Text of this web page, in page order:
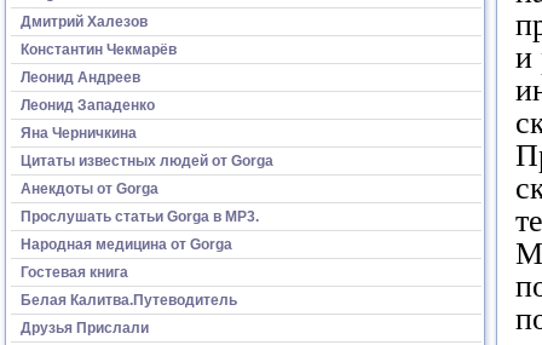
Дмитрий Халезов
Константин Чекмарёв
Леонид Андреев
Леонид Западенко
Яна Черничкина
Цитаты известных людей от Gorga
Анекдоты от Gorga
Прослушать статьи Gorga в МР3.
Народная медицина от Gorga
Гостевая книга
Белая Калитва.Путеводитель
Друзья Прислали
и